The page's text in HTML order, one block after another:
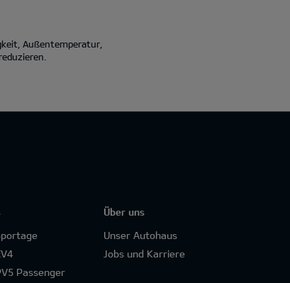
Außentemperatur,
Passenger
Über uns
Unser Autohaus
Jobs und Karriere